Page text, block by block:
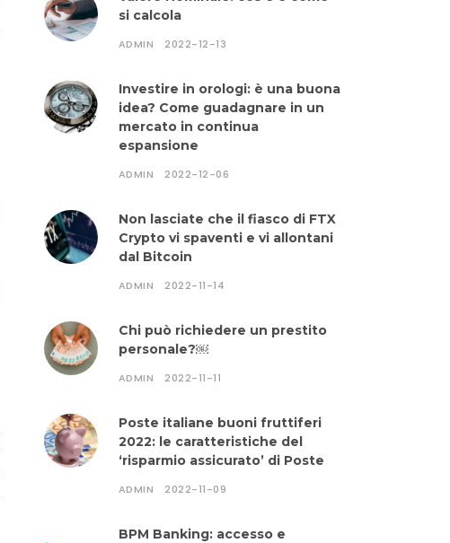
si calcola
ADMIN 2022-12-13
Investire in orologi: è una buona
idea? Come guadagnare in un
mercato in continua
espansione
ADMIN 2022-12-06
Non lasciate che il fiasco di FTX
Crypto vi spaventi e vi allontani
dal Bitcoin
ADMIN 2022-11-14
Chi può richiedere un prestito
personale?￼
ADMIN 2022-11-11
Poste italiane buoni fruttiferi
2022: le caratteristiche del
‘risparmio assicurato’ di Poste
ADMIN 2022-11-09
BPM Banking: accesso e